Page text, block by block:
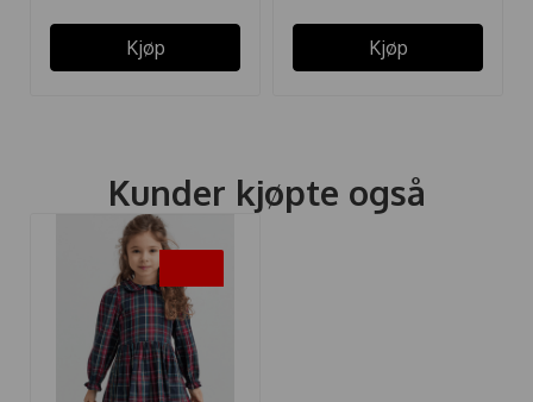
Kjøp Kjøp
Kunder kjøpte også